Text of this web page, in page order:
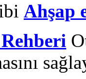
Ahşap